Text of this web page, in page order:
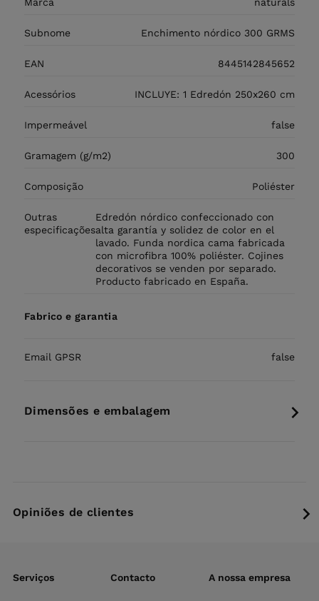
Subnome Enchimento nórdico 300 GRMS
EAN 8445142845652
Acessórios INCLUYE: 1 Edredón 250x260 cm
Impermeável false
Gramagem (g/m2) 300
Composição Poliéster
Outras
especificações
Edredón nórdico confeccionado con
alta garantía y solidez de color en el
lavado. Funda nordica cama fabricada
con microfibra 100% poliéster. Cojines
decorativos se venden por separado.
Producto fabricado en España.
Fabrico e garantia
Email GPSR false
Dimensões e embalagem
Opiniões de clientes
Serviços Contacto A nossa empresa